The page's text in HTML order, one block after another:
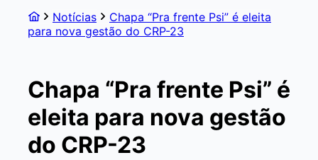
Notícias
Chapa “Pra frente Psi” é eleita
para nova gestão do CRP-23
Chapa “Pra frente Psi” é
eleita para nova gestão
do CRP-23